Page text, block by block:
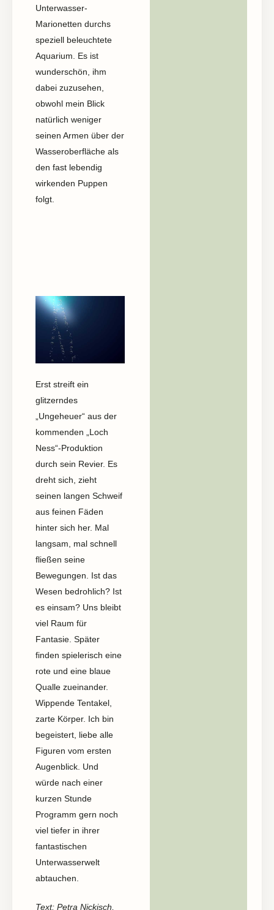
Unterwasser-
Marionetten durchs
speziell beleuchtete
Aquarium. Es ist
wunderschön, ihm
dabei zuzusehen,
obwohl mein Blick
natürlich weniger
seinen Armen über der
Wasseroberfläche als
den fast lebendig
wirkenden Puppen
folgt.
Erst streift ein
glitzerndes
„Ungeheuer“ aus der
kommenden „Loch
Ness“-Produktion
durch sein Revier. Es
dreht sich, zieht
seinen langen Schweif
aus feinen Fäden
hinter sich her. Mal
langsam, mal schnell
fließen seine
Bewegungen. Ist das
Wesen bedrohlich? Ist
es einsam? Uns bleibt
viel Raum für
Fantasie. Später
finden spielerisch eine
rote und eine blaue
Qualle zueinander.
Wippende Tentakel,
zarte Körper. Ich bin
begeistert, liebe alle
Figuren vom ersten
Augenblick. Und
würde nach einer
kurzen Stunde
Programm gern noch
viel tiefer in ihrer
fantastischen
Unterwasserwelt
abtauchen.
Text: Petra Nickisch,